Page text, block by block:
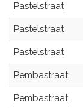
Pastelstraat
Pastelstraat
Pastelstraat
Pembastraat
Pembastraat